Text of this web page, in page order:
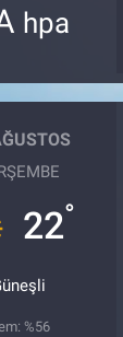
hpa
22°
%56